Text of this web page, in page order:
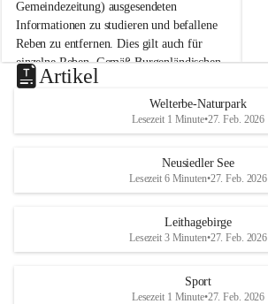
a
m
N
e
u
s
d
S
Gemeindezeitung) ausgesendeten
Informationen zu studieren und befallene
Reben zu entfernen. Dies gilt auch für
einzelne Reben. Gemäß Burgenländischen
Weinbaugesetz sind nicht gepflegte oder
unzulässige Weingärten zu roden! Bitte
helfen wir zusammen um unsere Winzer
vor den prognostizierten Ernteausfällen
und den daraus folgenden wirtschaftlichen
Maßnahmen zur Bekämpfung
Rebe und der Amerikanischen
u
e
d
r
S
Artikel
Welterbe-Naturpark
Lesezeit 1 Minute•27. Feb. 2026
Neusiedler See
Lesezeit 6 Minuten•27. Feb. 2026
Leithagebirge
Lesezeit 3 Minuten•27. Feb. 2026
Sport
Lesezeit 1 Minute•27. Feb. 2026